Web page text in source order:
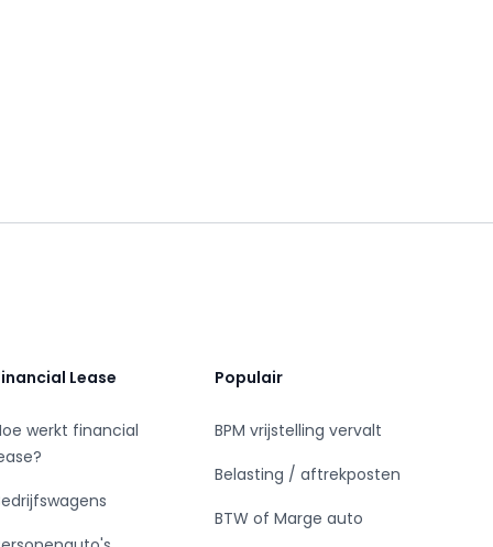
Lease
werkt financial
Populair
BPM vrijstelling vervalt
Belasting / aftrekposten
BTW of Marge auto